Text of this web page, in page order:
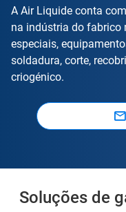
A Air Liquide conta
na indústria do fabrico
especiais,
soldadura, corte,
criogénico.
Soluções de